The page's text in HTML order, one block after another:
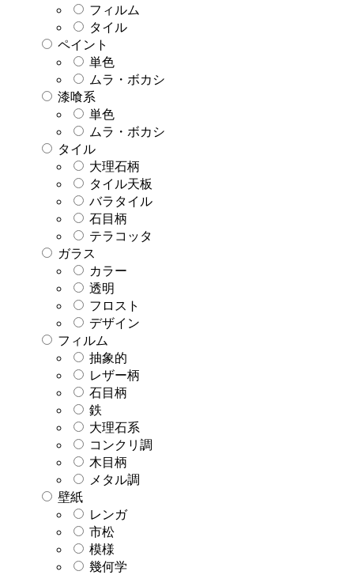
フィルム
タイル
ペイント
単色
ムラ・ボカシ
漆喰系
単色
ムラ・ボカシ
タイル
大理石柄
タイル天板
バラタイル
石目柄
テラコッタ
ガラス
カラー
透明
フロスト
デザイン
フィルム
抽象的
レザー柄
石目柄
鉄
大理石系
コンクリ調
木目柄
メタル調
壁紙
レンガ
市松
模様
幾何学